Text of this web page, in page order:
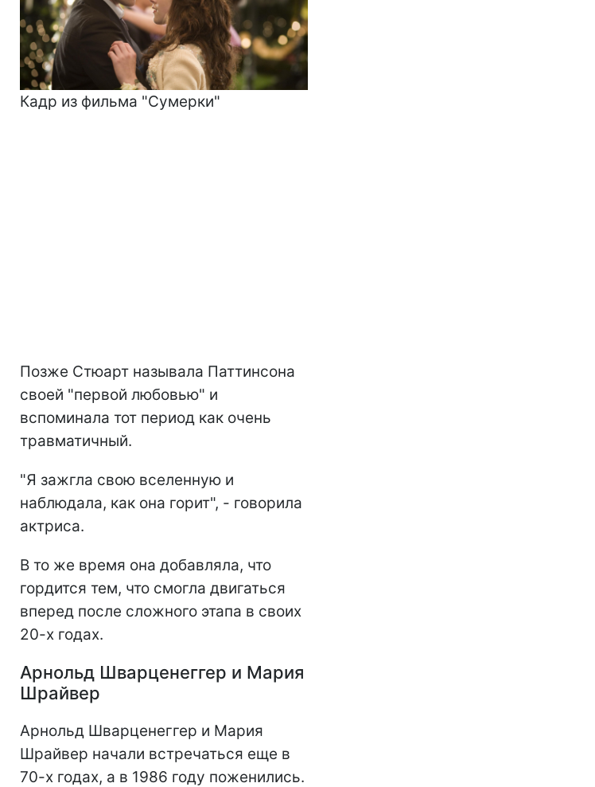
Кадр из фильма "Сумерки"
Позже Стюарт называла Паттинсона
своей "первой любовью" и
вспоминала тот период как очень
травматичный.
"Я зажгла свою вселенную и
наблюдала, как она горит", - говорила
актриса.
В то же время она добавляла, что
гордится тем, что смогла двигаться
вперед после сложного этапа в своих
20-х годах.
Арнольд Шварценеггер и Мария
Шрайвер
Арнольд Шварценеггер и Мария
Шрайвер начали встречаться еще в
70-х годах, а в 1986 году поженились.